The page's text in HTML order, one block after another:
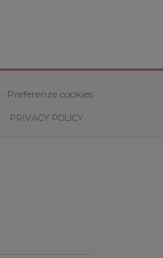
- Preferenze cookies
PRIVACY POLICY